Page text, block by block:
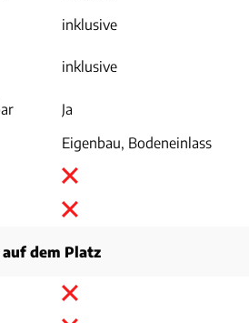
inklusive
inklusive
Ja
Eigenbau, Bodeneinlass
dem Platz